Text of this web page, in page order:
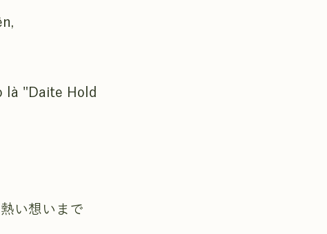
là "Daite Hold
い想いまで